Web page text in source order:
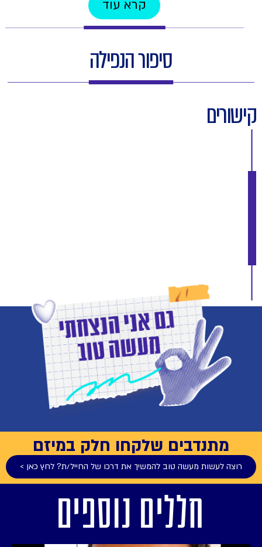
קרא עוד
סיפור הנפילה
קישורים
מתנדבים שלקחו חלק במיזם
רוצה לעשות מעשה טוב להמשיך את דרכו של החייל/ת? לחץ כאן >
חללים נוספים